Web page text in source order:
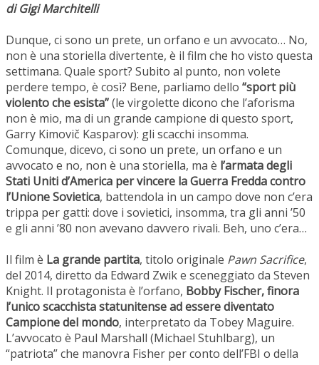
di Gigi Marchitelli
Dunque, ci sono un prete, un orfano e un avvocato… No,
non è una storiella divertente, è il film che ho visto questa
settimana. Quale sport? Subito al punto, non volete
perdere tempo, è così? Bene, parliamo dello “sport più
violento che esista”(le virgolette dicono che l’aforisma
non è mio, ma di un grande campione di questo sport,
Garry Kimovič Kasparov): gli scacchi insomma.
Comunque, dicevo, ci sono un prete, un orfano e un
avvocato e no, non è una storiella, ma è l’armata degli
Stati Uniti d’America per vincere la Guerra Fredda contro
l’Unione Sovietica, battendola in un campo dove non c’era
trippa per gatti: dove i sovietici, insomma, tra gli anni ’50
e gli anni ’80 non avevano davvero rivali. Beh, uno c’era…
Il film è La grande partita, titolo originale Pawn Sacrifice,
del 2014, diretto da Edward Zwik e sceneggiato da Steven
Knight. Il protagonista è l’orfano, Bobby Fischer, finora
l’unico scacchista statunitense ad essere diventato
Campione del mondo, interpretato da Tobey Maguire.
L’avvocato è Paul Marshall (Michael Stuhlbarg), un
“patriota” che manovra Fisher per conto dell’FBI o della